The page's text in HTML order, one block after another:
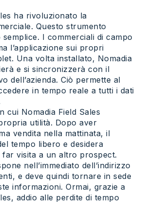
ha rivoluzionato la
Questo strumento
I commerciali di campo
l’applicazione sui propri
Una volta installato, Nomadia
e si sincronizzerà con il
dell’azienda. Ciò permette al
in tempo reale a tutti i dati
cui Nomadia Field Sales
utilità. Dopo aver
vendita nella mattinata, il
tempo libero e desidera
visita a un altro prospect.
nell’immediato dell’indirizzo
e deve quindi tornare in sede
informazioni. Ormai, grazie a
addio alle perdite di tempo